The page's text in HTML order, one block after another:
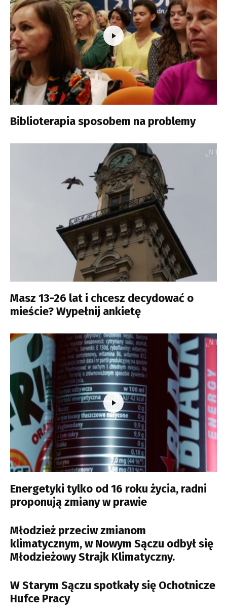
Biblioterapia sposobem na problemy
Masz 13-26 lat i chcesz decydować o
mieście? Wypełnij ankietę
Energetyki tylko od 16 roku życia, radni
proponują zmiany w prawie
Młodzież przeciw zmianom
klimatycznym, w Nowym Sączu odbył się
Młodzieżowy Strajk Klimatyczny.
W Starym Sączu spotkały się Ochotnicze
Hufce Pracy